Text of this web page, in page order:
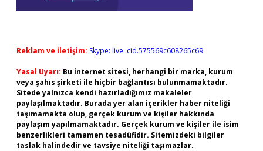
Reklam ve İletişim: Skype: live:.cid.575569c608265c69
Yasal Uyarı: Bu internet sitesi, herhangi bir marka, kurum
veya şahıs şirketi ile hiçbir bağlantısı bulunmamaktadır.
Sitede yalnızca kendi hazırladığımız makaleler
paylaşılmaktadır. Burada yer alan içerikler haber niteliği
taşımamakta olup, gerçek kurum ve kişiler hakkında
paylaşım yapılmamaktadır. Gerçek kurum ve kişiler ile isim
benzerlikleri tamamen tesadüfidir. Sitemizdeki bilgiler
taslak halindedir ve tavsiye niteliği taşımazlar.